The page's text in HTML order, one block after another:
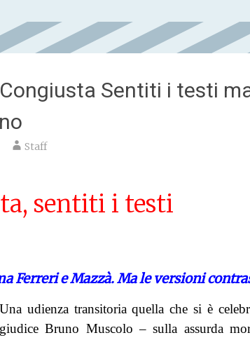
Sentiti i testi
Staff
sentiti i testi
Ferreri eMazzà. Ma le versioni
Una udienza transitoria quella che si è
giudice Bruno Muscolo – sulla assurda